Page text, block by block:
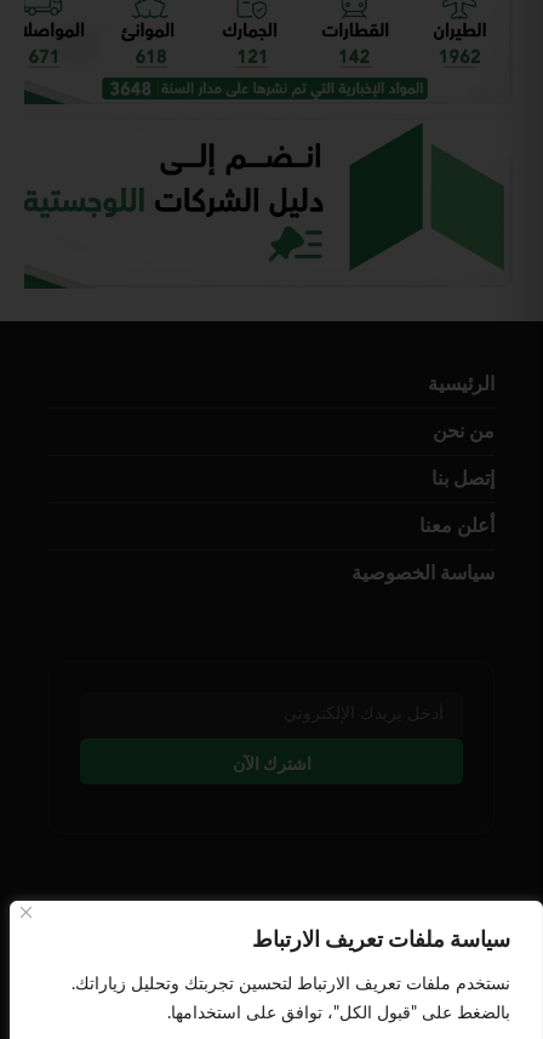
سياسة ملفات تعريف الارتباط
نستخدم ملفات تعريف الارتباط لتحسين تجربتك وتحليل زياراتك.
بالضغط على "قبول الكل"، توافق على استخدامها.
الرئيسية
من نحن
إتصل بنا
أعلن معنا
سياسة الخصوصية
اشترك الآن